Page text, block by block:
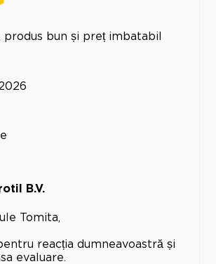
produs bun și preț imbatabil
B.V.
Tomita,
reacția dumneavoastră și
evaluare.